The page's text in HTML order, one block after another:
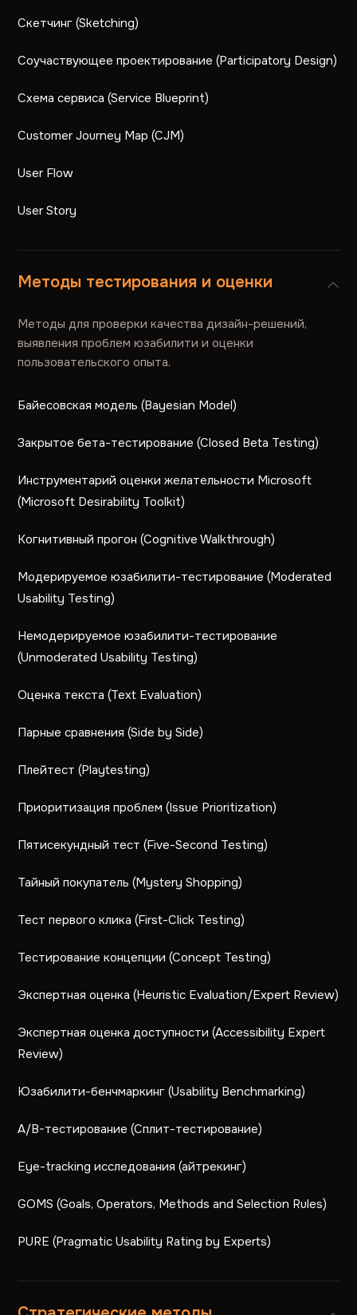
Скетчинг (Sketching)
Соучаствующее проектирование (Participatory Design)
Схема сервиса (Service Blueprint)
Customer Journey Map (CJM)
User Flow
User Story
Методы тестирования и оценки
Методы для проверки качества дизайн-решений,
выявления проблем юзабилити и оценки
пользовательского опыта.
Байесовская модель (Bayesian Model)
Закрытое бета-тестирование (Closed Beta Testing)
Инструментарий оценки желательности Microsoft
(Microsoft Desirability Toolkit)
Когнитивный прогон (Cognitive Walkthrough)
Модерируемое юзабилити-тестирование (Moderated
Usability Testing)
Немодерируемое юзабилити-тестирование
(Unmoderated Usability Testing)
Оценка текста (Text Evaluation)
Парные сравнения (Side by Side)
Плейтест (Playtesting)
Приоритизация проблем (Issue Prioritization)
Пятисекундный тест (Five-Second Testing)
Тайный покупатель (Mystery Shopping)
Тест первого клика (First-Click Testing)
Тестирование концепции (Concept Testing)
Экспертная оценка (Heuristic Evaluation/Expert Review)
Экспертная оценка доступности (Accessibility Expert
Review)
Юзабилити-бенчмаркинг (Usability Benchmarking)
A/B-тестирование (Сплит-тестирование)
Eye-tracking исследования (айтрекинг)
GOMS (Goals, Operators, Methods and Selection Rules)
PURE (Pragmatic Usability Rating by Experts)